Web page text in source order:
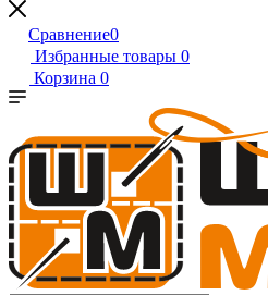
Сравнение0
Избранные товары 0
Корзина 0